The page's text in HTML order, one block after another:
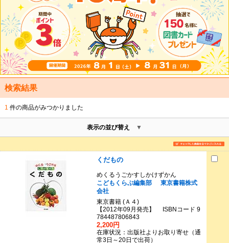
検索結果
1 件の商品がみつかりました
表示の並び替え
くだもの
めくるうごかすしかけずかん
こどもくらぶ編集部
東京書籍株式
会社
東京書籍 (Ａ４)
【2012年09月発売】 ISBNコード 9
784487806843
2,200円
在庫状況：出版社よりお取り寄せ（通
常3日～20日で出荷）